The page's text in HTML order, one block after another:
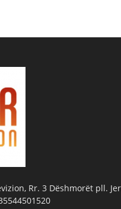
Rr. 3 Dëshmorët pll.